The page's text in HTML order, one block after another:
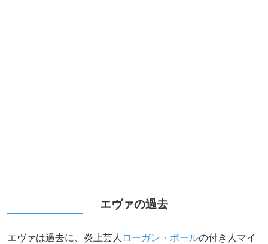
エヴァの過去
エヴァは過去に、炎上芸人 ローガン・ポールの付き人マイ